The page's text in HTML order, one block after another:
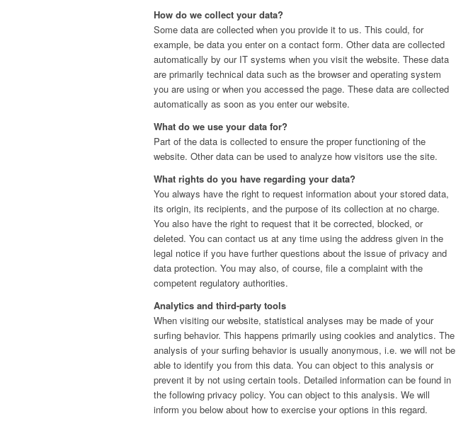
How do we collect your data?
Some data are collected when you provide it to us. This could, for
example, be data you enter on a contact form. Other data are collected
automatically by our IT systems when you visit the website. These data
are primarily technical data such as the browser and operating system
you are using or when you accessed the page. These data are collected
automatically as soon as you enter our website.
What do we use your data for?
Part of the data is collected to ensure the proper functioning of the
website. Other data can be used to analyze how visitors use the site.
What rights do you have regarding your data?
You always have the right to request information about your stored data,
its origin, its recipients, and the purpose of its collection at no charge.
You also have the right to request that it be corrected, blocked, or
deleted. You can contact us at any time using the address given in the
legal notice if you have further questions about the issue of privacy and
data protection. You may also, of course, file a complaint with the
competent regulatory authorities.
Analytics and third-party tools
When visiting our website, statistical analyses may be made of your
surfing behavior. This happens primarily using cookies and analytics. The
analysis of your surfing behavior is usually anonymous, i.e. we will not be
able to identify you from this data. You can object to this analysis or
prevent it by not using certain tools. Detailed information can be found in
the following privacy policy. You can object to this analysis. We will
inform you below about how to exercise your options in this regard.